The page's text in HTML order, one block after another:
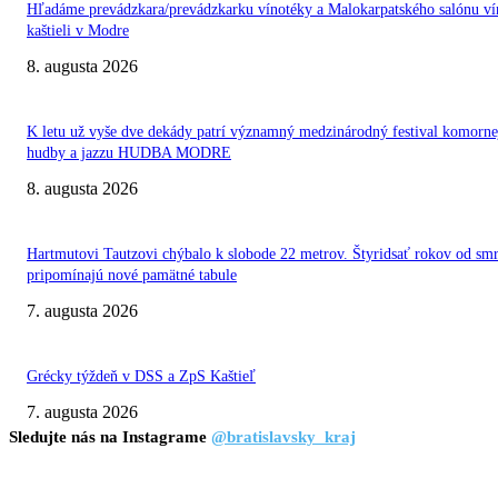
Hľadáme prevádzkara/prevádzkarku vínotéky a Malokarpatského salónu
kaštieli v Modre
8. augusta 2026
K letu už vyše dve dekády patrí významný medzinárodný festival
hudby a jazzu HUDBA MODRE
8. augusta 2026
Hartmutovi Tautzovi chýbalo k slobode 22 metrov. Štyridsať rokov od
pripomínajú nové pamätné tabule
7. augusta 2026
Grécky týždeň v DSS a ZpS Kaštieľ
7. augusta 2026
Sledujte nás na Instagrame @bratislavsky_kraj